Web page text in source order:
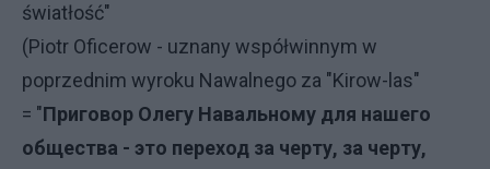
światłość"
(Piotr Oficerow - uznany współwinnym w
poprzednim wyroku Nawalnego za "Kirow-las"
= "Приговор Олегу Навальному для нашего
общества - это переход за черту, за черту,